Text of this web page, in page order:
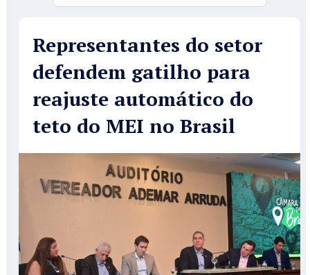
Representantes do setor
defendem gatilho para
reajuste automático do
teto do MEI no Brasil